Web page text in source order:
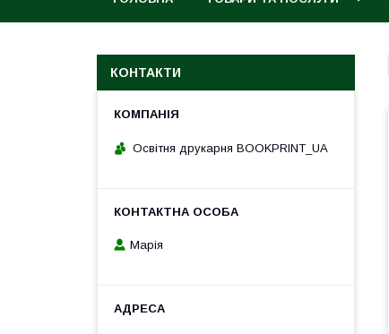
КОНТАКТИ
Освітня друкарня BOOKPRINT_UA
Марія